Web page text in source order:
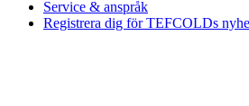
Service & anspråk
Registrera dig för TEFCOLDs